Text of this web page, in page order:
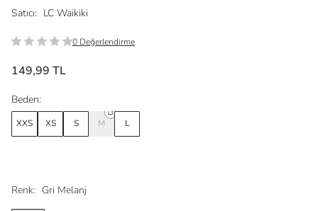
Satıcı: LC Waikiki
0 Değerlendirme
149,99 TL
Renk: Gri Melanj
Beden:
XXS XS S M L